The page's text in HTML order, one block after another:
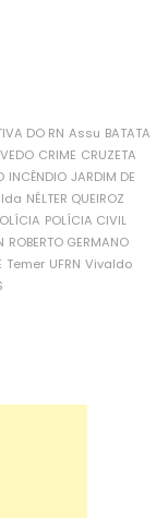
DO RN Assu BATATA
CRIME CRUZETA
INCÊNDIO JARDIM DE
NÉLTER QUEIROZ
POLÍCIA CIVIL
ROBERTO GERMANO
Temer UFRN Vivaldo